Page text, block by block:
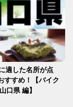
適した名所が点
すすめ！【バイク
口県 編】